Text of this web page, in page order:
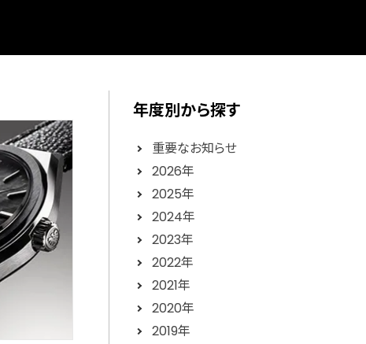
年度別から探す
重要なお知らせ
2026年
2025年
2024年
2023年
2022年
2021年
2020年
2019年